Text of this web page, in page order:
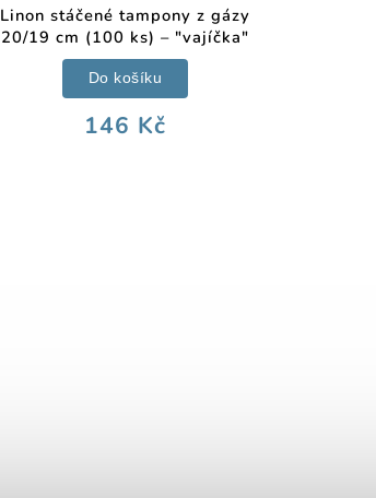
Linon stáčené tampony z gázy
20/19 cm (100 ks) – "vajíčka"
146 Kč
Do košíku